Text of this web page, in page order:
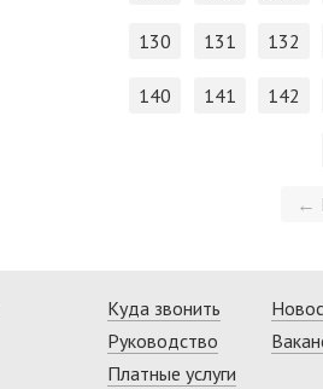
130 131 132
140 141 142
←
Куда звонить
Руководство
Платные услуги